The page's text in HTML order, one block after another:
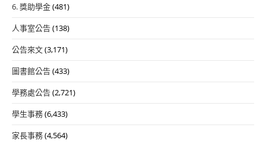
6. 獎助學金(481)
人事室公告(138)
公告來文(3,171)
圖書館公告(433)
學務處公告(2,721)
學生事務(6,433)
家長事務(4,564)